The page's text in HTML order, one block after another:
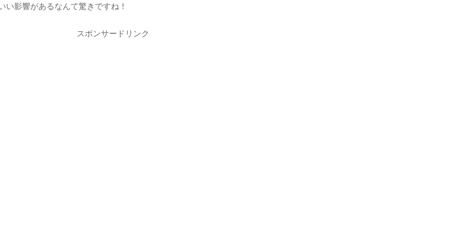
い影響があるなんて驚きですね！
スポンサードリンク